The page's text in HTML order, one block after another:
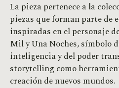
La pieza pertenece a la
piezas que forman parte de
inspiradas en el personaje
Mil y Una Noches, símbolo
inteligencia y del poder
storytelling como
creación de nuevos mundos.